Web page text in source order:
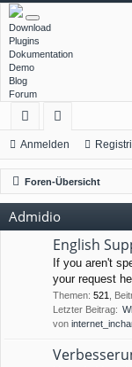
Download
Plugins
Dokumentation
Demo
Blog
Forum
ch
ne
llz
ug
or
en
Anmelden
Foren-Übersicht
Admidio
English
If you aren't
your request
Themen: 521
Letzter Beitrag:
von